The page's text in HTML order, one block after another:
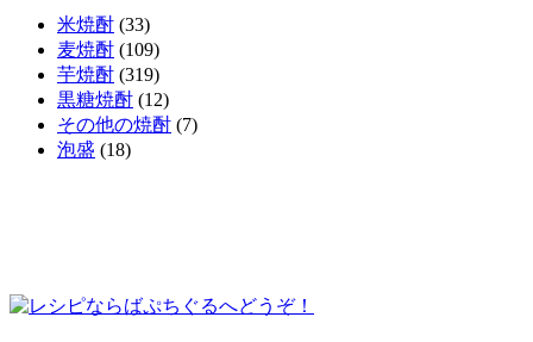
米焼酎 (33)
麦焼酎 (109)
芋焼酎 (319)
黒糖焼酎 (12)
その他の焼酎 (7)
泡盛 (18)